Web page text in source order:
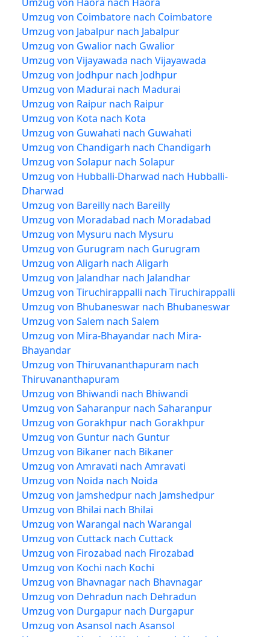
Umzug von Coimbatore nach Coimbatore
Umzug von Jabalpur nach Jabalpur
Umzug von Gwalior nach Gwalior
Umzug von Vijayawada nach Vijayawada
Umzug von Jodhpur nach Jodhpur
Umzug von Madurai nach Madurai
Umzug von Raipur nach Raipur
Umzug von Kota nach Kota
Umzug von Guwahati nach Guwahati
Umzug von Chandigarh nach Chandigarh
Umzug von Solapur nach Solapur
Umzug von Hubballi-Dharwad nach Hubballi-
Dharwad
Umzug von Bareilly nach Bareilly
Umzug von Moradabad nach Moradabad
Umzug von Mysuru nach Mysuru
Umzug von Gurugram nach Gurugram
Umzug von Aligarh nach Aligarh
Umzug von Jalandhar nach Jalandhar
Umzug von Tiruchirappalli nach Tiruchirappalli
Umzug von Bhubaneswar nach Bhubaneswar
Umzug von Salem nach Salem
Umzug von Mira-Bhayandar nach Mira-
Bhayandar
Umzug von Thiruvananthapuram nach
Thiruvananthapuram
Umzug von Bhiwandi nach Bhiwandi
Umzug von Saharanpur nach Saharanpur
Umzug von Gorakhpur nach Gorakhpur
Umzug von Guntur nach Guntur
Umzug von Bikaner nach Bikaner
Umzug von Amravati nach Amravati
Umzug von Noida nach Noida
Umzug von Jamshedpur nach Jamshedpur
Umzug von Bhilai nach Bhilai
Umzug von Warangal nach Warangal
Umzug von Cuttack nach Cuttack
Umzug von Firozabad nach Firozabad
Umzug von Kochi nach Kochi
Umzug von Bhavnagar nach Bhavnagar
Umzug von Dehradun nach Dehradun
Umzug von Durgapur nach Durgapur
Umzug von Asansol nach Asansol